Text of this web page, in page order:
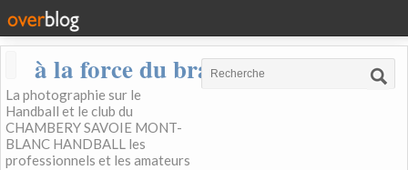
à la force du bras
La photographie sur le
Handball et le club du
CHAMBERY SAVOIE MONT-
BLANC HANDBALL les
professionnels et les amateurs